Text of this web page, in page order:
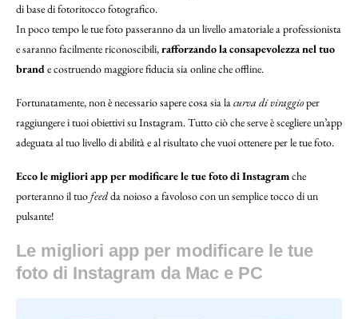
di base di fotoritocco fotografico.
In poco tempo le tue foto passeranno da un livello amatoriale a professionista
e saranno facilmente riconoscibili,rafforzando la consapevolezza nel tuo
brande costruendo maggiore fiducia sia online che offline.
Fortunatamente, non è necessario sapere cosa sia lacurva di viraggioper
raggiungere i tuoi obiettivi su Instagram. Tutto ciò che serve è scegliere un’app
adeguata al tuo livello di abilità e al risultato che vuoi ottenere per le tue foto.
Ecco le migliori app per modificare le tue foto di Instagramche
porteranno il tuofeedda noioso a favoloso con un semplice tocco di un
pulsante!
Le migliori app per modificare le tue
foto di Instagram da Mac e PC